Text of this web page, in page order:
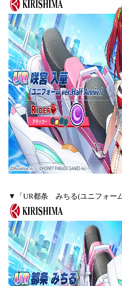
▼「UR都条 みちる(ユニフォーム